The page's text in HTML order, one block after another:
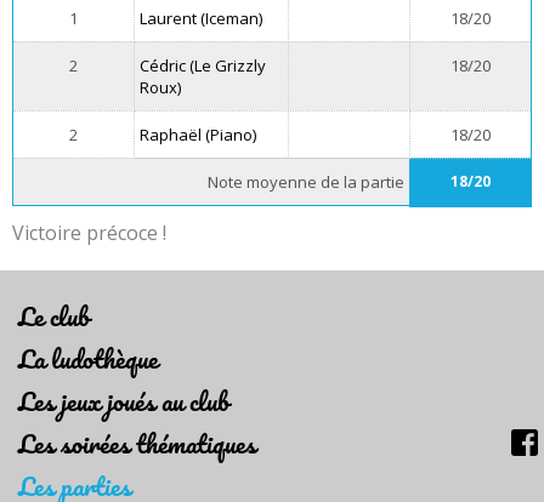
1 Laurent (Iceman) 18/20
2
Cédric (Le Grizzly
Roux)
18/20
2 Raphaël (Piano) 18/20
Note moyenne de la partie 18/20
Victoire précoce !
Le club
La ludothèque
Les jeux joués au club
Les soirées thématiques
Les parties